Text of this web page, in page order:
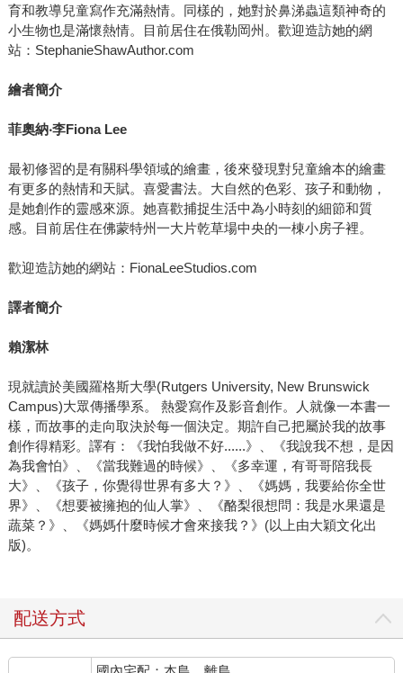
育和教導兒童寫作充滿熱情。同樣的，她對於鼻涕蟲這類神奇的
小生物也是滿懷熱情。目前居住在俄勒岡州。歡迎造訪她的網
站：StephanieShawAuthor.com
繪者簡介
菲奧納‧李Fiona Lee
最初修習的是有關科學領域的繪畫，後來發現對兒童繪本的繪畫
有更多的熱情和天賦。喜愛書法。大自然的色彩、孩子和動物，
是她創作的靈感來源。她喜歡捕捉生活中為小時刻的細節和質
感。目前居住在佛蒙特州一大片乾草場中央的一棟小房子裡。
歡迎造訪她的網站：FionaLeeStudios.com
譯者簡介
賴潔林
現就讀於美國羅格斯大學(Rutgers University, New Brunswick
Campus)大眾傳播學系。 熱愛寫作及影音創作。人就像一本書一
樣，而故事的走向取決於每一個決定。期許自己把屬於我的故事
創作得精彩。譯有：《我怕我做不好......》、《我說我不想，是因
為我會怕》、《當我難過的時候》、《多幸運，有哥哥陪我長
大》、《孩子，你覺得世界有多大？》、《媽媽，我要給你全世
界》、《想要被擁抱的仙人掌》、《酪梨很想問：我是水果還是
蔬菜？》、《媽媽什麼時候才會來接我？》(以上由大穎文化出
版)。
配送方式